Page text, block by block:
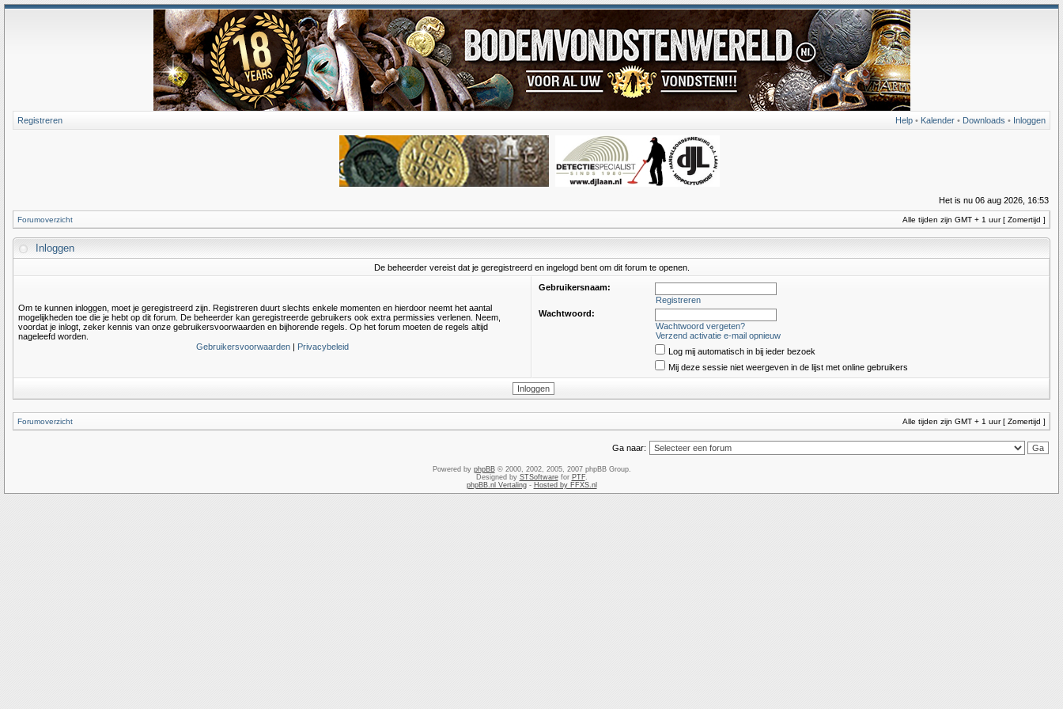
Help • Kalender • Downloads • Inloggen
Registreren
Het is nu 06 aug 2026, 16:53
Forumoverzicht Alle tijden zijn GMT + 1 uur [ Zomertijd ]
Inloggen
De beheerder vereist dat je geregistreerd en ingelogd bent om dit forum te openen.
Om te kunnen inloggen, moet je geregistreerd zijn. Registreren duurt slechts enkele momenten en hierdoor neemt het aantal
mogelijkheden toe die je hebt op dit forum. De beheerder kan geregistreerde gebruikers ook extra permissies verlenen. Neem,
voordat je inlogt, zeker kennis van onze gebruikersvoorwaarden en bijhorende regels. Op het forum moeten de regels altijd
nageleefd worden.
Gebruikersvoorwaarden | Privacybeleid
Gebruikersnaam:
Registreren
Wachtwoord:
Wachtwoord vergeten?
Verzend activatie e-mail opnieuw
Log mij automatisch in bij ieder bezoek
Mij deze sessie niet weergeven in de lijst met online gebruikers
Forumoverzicht Alle tijden zijn GMT + 1 uur [ Zomertijd ]
Ga naar:
Powered by phpBB© 2000, 2002, 2005, 2007 phpBB Group.
Designed by STSoftwarefor PTF.
phpBB.nl Vertaling- Hosted by FFXS.nl